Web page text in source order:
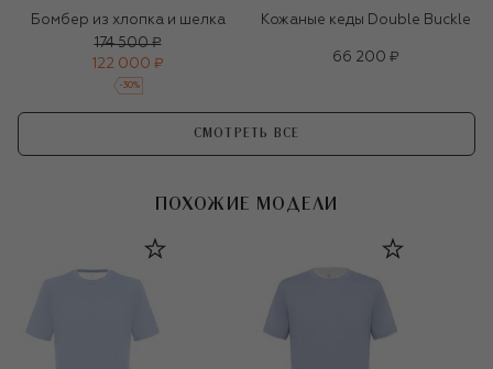
Бомбер из хлопка и шелка
174 500 ₽
122 000 ₽
-30%
Кожаные кеды Double Buckle
66 200 ₽
СМОТРЕТЬ ВСЕ
ПОХОЖИЕ МОДЕЛИ